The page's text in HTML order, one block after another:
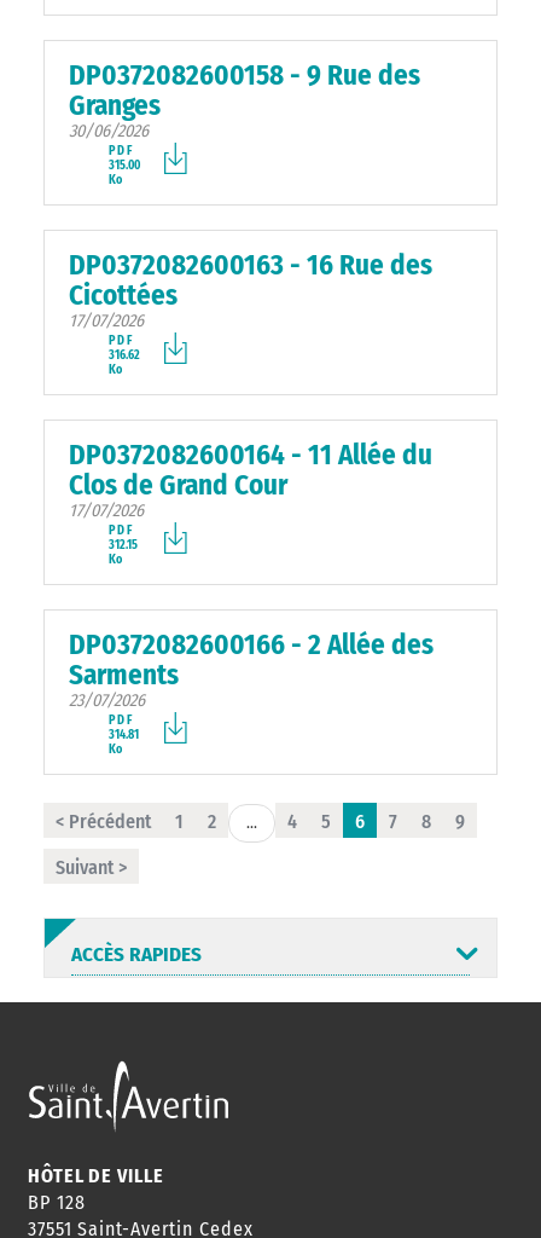
DP0372082600158 - 9 Rue des
Granges
30/06/2026
PDF
315.00
Ko
DP0372082600163 - 16 Rue des
Cicottées
17/07/2026
PDF
316.62
Ko
DP0372082600164 - 11 Allée du
Clos de Grand Cour
17/07/2026
PDF
312.15
Ko
DP0372082600166 - 2 Allée des
Sarments
23/07/2026
PDF
314.81
Ko
< Précédent 1 2 ... 4 5 6 7 8
9
Suivant >
ACCÈS RAPIDES
ANNUAIRE
HORAIRES
HÔTEL DE VILLE
BP 128
37551 Saint-Avertin Cedex